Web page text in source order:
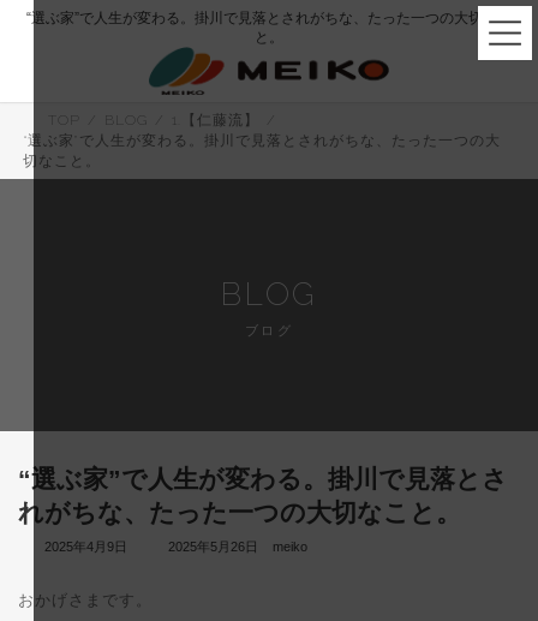
ッ
移
“選ぶ家”で人生が変わる。掛川で見落とされがちな、たった一つの大切なこ
と。
TOP BLOG
1.【仁藤流】
“選ぶ家”で人生が変わる。掛川で見落とされがちな、たった一つの大
切なこと。
BLOG
ブログ
“選ぶ家”で人生が変わる。掛川で見落とさ
れがちな、たった一つの大切なこと。
2025年4月9日
最
2025年5月26日 meiko
おかげさまです。